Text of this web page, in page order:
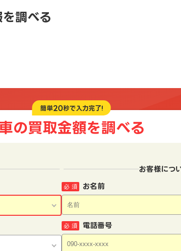
調べる
簡単20秒で入力完了!
の買取金額を調べる
お客様につ
お名前
必 須
電話番号
必 須